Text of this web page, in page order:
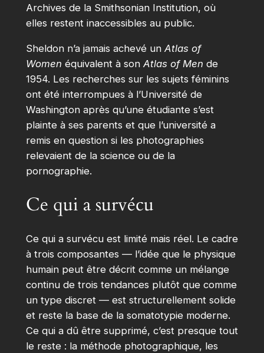
Archives de la Smithsonian Institution, où
elles restent inaccessibles au public.
Sheldon n’a jamais achevé un Atlas of
Women équivalent à son Atlas of Men de
1954. Les recherches sur les sujets féminins
ont été interrompues à l’Université de
Washington après qu’une étudiante s’est
plainte à ses parents et que l’université a
remis en question si les photographies
relevaient de la science ou de la
pornographie.
Ce qui a survécu
Ce qui a survécu est limité mais réel. Le cadre
à trois composantes — l’idée que le physique
humain peut être décrit comme un mélange
continu de trois tendances plutôt que comme
un type discret — est structurellement solide
et reste la base de la somatotypie moderne.
Ce qui a dû être supprimé, c’est presque tout
le reste : la méthode photographique, les